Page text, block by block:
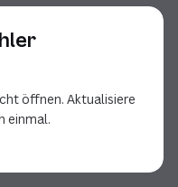
öffnen. Aktualisiere
einmal.